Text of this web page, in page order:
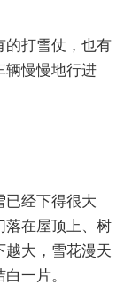
的打雪仗，也有
辆慢慢地行进
已经下得很大
落在屋顶上、树
越大，雪花漫天
一片。